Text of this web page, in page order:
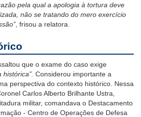
pela qual a apologia à tortura deve
não se tratando do mero exercício
, frisou a relatora.
que o exame do caso exige
Considerou importante a
perspectiva do contexto histórico. Nessa
Carlos Alberto Brilhante Ustra,
militar, comandava o Destacamento
- Centro de Operações de Defesa